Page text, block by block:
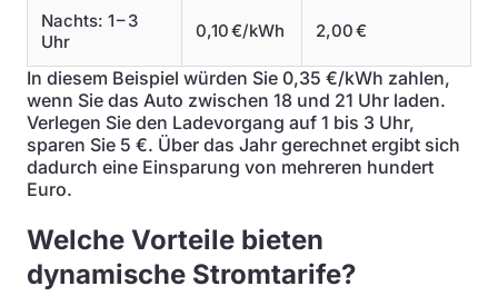
Nachts: 1 – 3
Uhr
0,10 €/kWh 2,00 €
In diesem Beispiel würden Sie 0,35 €/kWh zahlen,
wenn Sie das Auto zwischen 18 und 21 Uhr laden.
Verlegen Sie den Ladevorgang auf 1 bis 3 Uhr,
sparen Sie 5 €. Über das Jahr gerechnet ergibt sich
dadurch eine Einsparung von mehreren hundert
Euro.
Welche Vorteile bieten
dynamische Stromtarife?